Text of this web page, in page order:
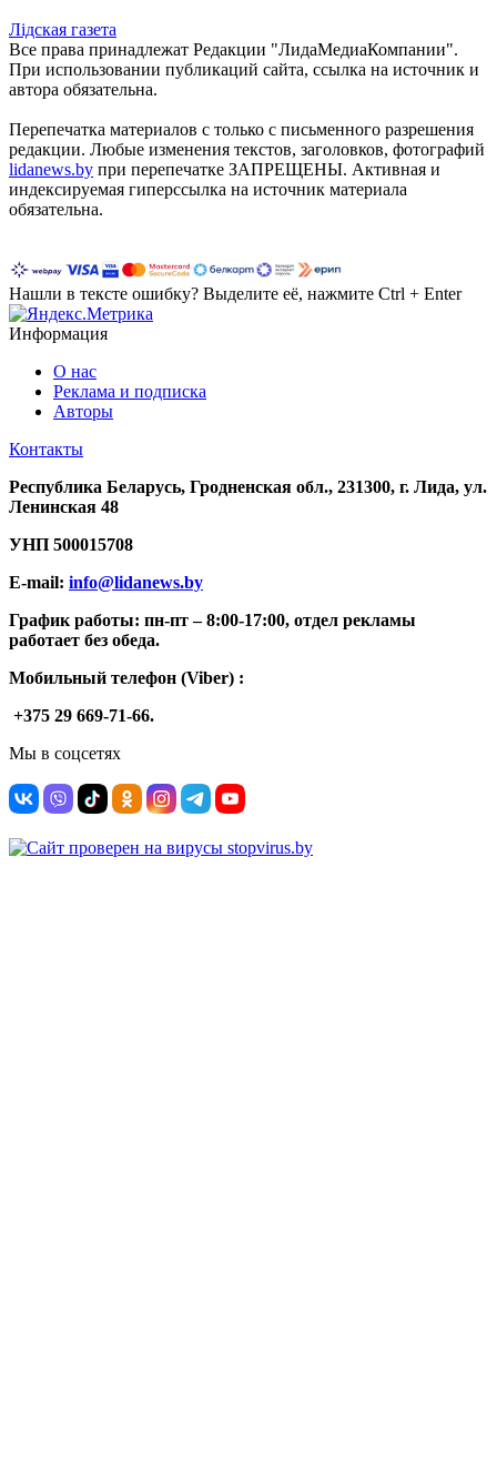
Лiдская газета
Все права принадлежат Редакции "ЛидаМедиаКомпании".
При использовании публикаций сайта, ссылка на источник и
автора обязательна.
Перепечатка материалов c только с письменного разрешения
редакции. Любые изменения текстов, заголовков, фотографий
lidanews.by при перепечатке ЗАПРЕЩЕНЫ. Активная и
индексируемая гиперссылка на источник материала
обязательна.
Нашли в тексте ошибку? Выделите её, нажмите Ctrl + Enter
Информация
О нас
Реклама и подписка
Авторы
Контакты
Республика Беларусь, Гродненская обл., 231300, г. Лида, ул.
Ленинская 48
УНП 500015708
E-mail: info@lidanews.by
График работы: пн-пт –8:00-17:00, отдел рекламы
работает без обеда.
Мобильный телефон (Viber) :
+375 29 669-71-66.
Мы в соцсетях